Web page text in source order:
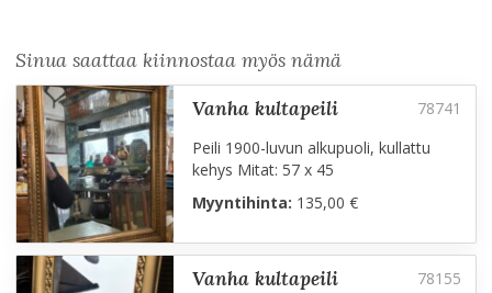
Sinua saattaa kiinnostaa myös nämä
vanha kultapeili
Peili 1900-luvun alkupuoli, kullattu
kehys Mitat: 57 x 45
Myyntihinta: 135,00 €
vanha kultapeili